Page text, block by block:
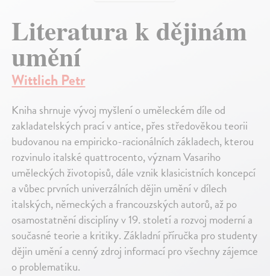
Literatura k dějinám
umění
Wittlich Petr
Kniha shrnuje vývoj myšlení o uměleckém díle od
zakladatelských prací v antice, přes středověkou teorii
budovanou na empiricko-racionálních základech, kterou
rozvinulo italské quattrocento, význam Vasariho
uměleckých životopisů, dále vznik klasicistních koncepcí
a vůbec prvních univerzálních dějin umění v dílech
italských, německých a francouzských autorů, až po
osamostatnění disciplíny v 19. století a rozvoj moderní a
současné teorie a kritiky. Základní příručka pro studenty
dějin umění a cenný zdroj informací pro všechny zájemce
o problematiku.